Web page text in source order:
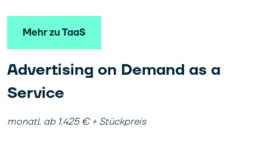
Mehr zu TaaS
Advertising on Demand as a
Service
monatl. ab 1.425 € + Stückpreis